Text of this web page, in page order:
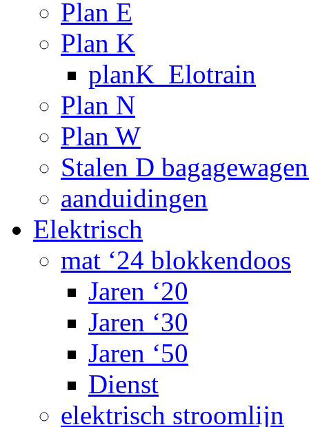
Plan E
Plan K
planK_Elotrain
Plan N
Plan W
Stalen D
aanduidingen
Elektrisch
mat ‘24 blokkendoos
Jaren ‘20
Jaren ‘30
Jaren ‘50
Dienst
elektrisch stroomlijn